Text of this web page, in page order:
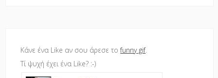
Κάνε ένα Like αν σου άρεσε τοfunny gif.
Τί ψυχή έχει ένα Like? :-)